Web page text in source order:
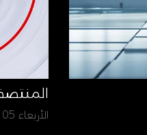
الأربعاء 05 غشت 2026